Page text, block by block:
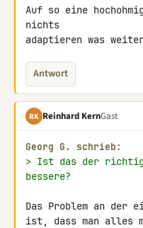
Auf so eine
nichts
adaptieren was
Antwort
RK Reinhard KernGast
Georg G. schrieb:
> Ist das der
bessere?
Das Problem an der
ist, dass man alles